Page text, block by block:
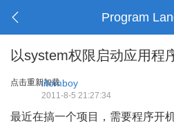
Program
以system权限启动应用程
点击重新加载litomboy
2011-8-5 21:27:34
最近在搞一个项目，需要程序开